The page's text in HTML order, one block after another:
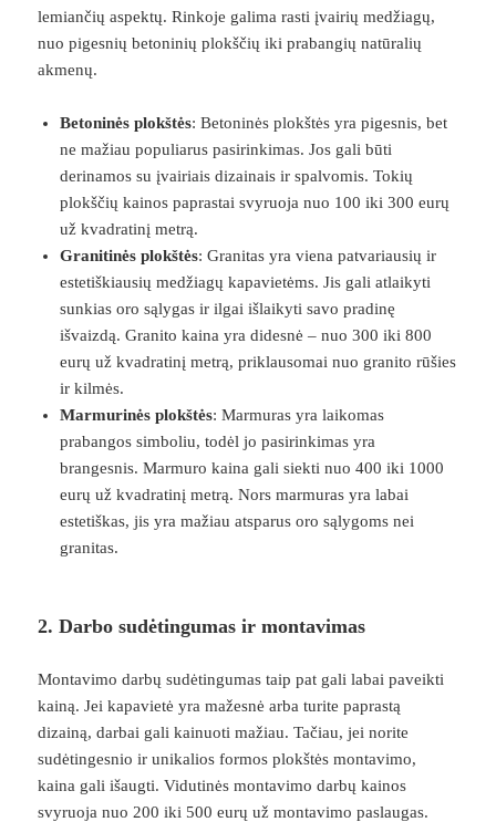
lemiančių aspektų. Rinkoje galima rasti įvairių medžiagų,
nuo pigesnių betoninių plokščių iki prabangių natūralių
akmenų.
Betoninės plokštės: Betoninės plokštės yra pigesnis, bet
ne mažiau populiarus pasirinkimas. Jos gali būti
derinamos su įvairiais dizainais ir spalvomis. Tokių
plokščių kainos paprastai svyruoja nuo 100 iki 300 eurų
už kvadratinį metrą.
Granitinės plokštės: Granitas yra viena patvariausių ir
estetiškiausių medžiagų kapavietėms. Jis gali atlaikyti
sunkias oro sąlygas ir ilgai išlaikyti savo pradinę
išvaizdą. Granito kaina yra didesnė – nuo 300 iki 800
eurų už kvadratinį metrą, priklausomai nuo granito rūšies
ir kilmės.
Marmurinės plokštės: Marmuras yra laikomas
prabangos simboliu, todėl jo pasirinkimas yra
brangesnis. Marmuro kaina gali siekti nuo 400 iki 1000
eurų už kvadratinį metrą. Nors marmuras yra labai
estetiškas, jis yra mažiau atsparus oro sąlygoms nei
granitas.
2. Darbo sudėtingumas ir montavimas
Montavimo darbų sudėtingumas taip pat gali labai paveikti
kainą. Jei kapavietė yra mažesnė arba turite paprastą
dizainą, darbai gali kainuoti mažiau. Tačiau, jei norite
sudėtingesnio ir unikalios formos plokštės montavimo,
kaina gali išaugti. Vidutinės montavimo darbų kainos
svyruoja nuo 200 iki 500 eurų už montavimo paslaugas.